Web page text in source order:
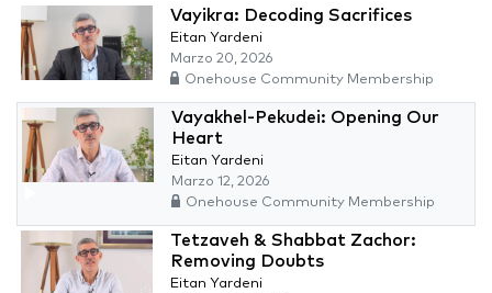
Vayikra: Decoding Sacrifices
Eitan Yardeni
Marzo 20, 2026
Onehouse Community Membership
Vayakhel-Pekudei: Opening Our
Heart
Eitan Yardeni
Marzo 12, 2026
Onehouse Community Membership
Tetzaveh & Shabbat Zachor:
Removing Doubts
Eitan Yardeni